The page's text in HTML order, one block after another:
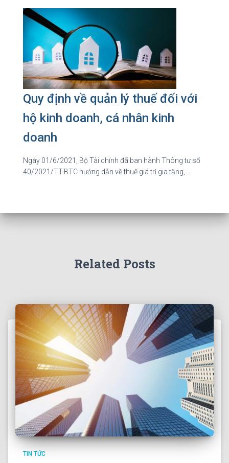
Quy định về quản lý thuế đối với
hộ kinh doanh, cá nhân kinh
doanh
Ngày 01/6/2021, Bộ Tài chính đã ban hành Thông tư số
40/2021/TT-BTC hướng dẫn về thuế giá trị gia tăng, …
Related Posts
TIN TỨC